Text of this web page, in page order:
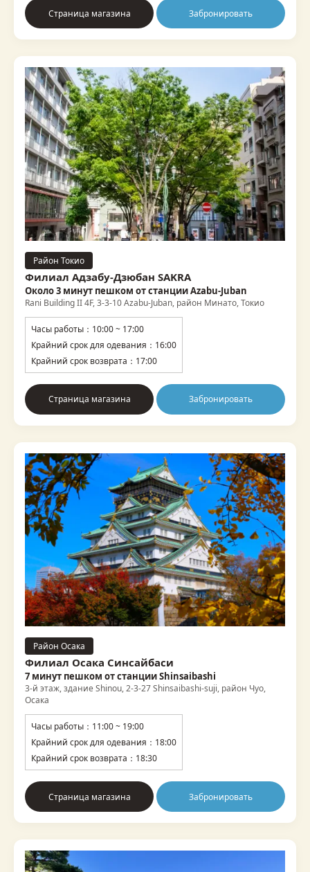
Страница магазина Забронировать
Район Токио
Филиал Адзабу-Дзюбан SAKRA
Около 3 минут пешком от станции Azabu-Juban
Rani Building II 4F, 3-3-10 Azabu-Juban, район Минато, Токио
Часы работы：10:00 ~ 17:00
Крайний срок для одевания：16:00
Крайний срок возврата：17:00
Страница магазина Забронировать
Район Осака
Филиал Осака Синсайбаси
7 минут пешком от станции Shinsaibashi
3-й этаж, здание Shinou, 2-3-27 Shinsaibashi-suji, район Чуо,
Осака
Часы работы：11:00 ~ 19:00
Крайний срок для одевания：18:00
Крайний срок возврата：18:30
Страница магазина Забронировать